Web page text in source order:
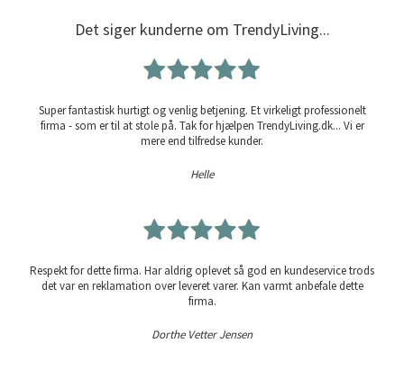
Det siger kunderne om TrendyLiving...
Super fantastisk hurtigt og venlig betjening. Et virkeligt professionelt
firma - som er til at stole på. Tak for hjælpen TrendyLiving.dk... Vi er
mere end tilfredse kunder.
Helle
Respekt for dette firma. Har aldrig oplevet så god en kundeservice trods
det var en reklamation over leveret varer. Kan varmt anbefale dette
firma.
Dorthe Vetter Jensen